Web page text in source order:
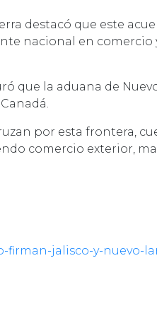
destacó que este
nacional en comercio
que la aduana de
por esta frontera,
comercio exterior,
firman-jalisco-y-nuevo-